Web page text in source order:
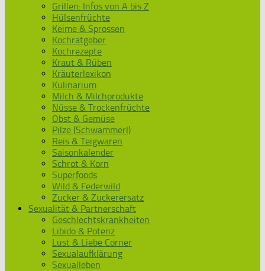
Grillen: Infos von A bis Z
Hülsenfrüchte
Keime & Sprossen
Kochratgeber
Kochrezepte
Kraut & Rüben
Kräuterlexikon
Kulinarium
Milch & Milchprodukte
Nüsse & Trockenfrüchte
Obst & Gemüse
Pilze (Schwammerl)
Reis & Teigwaren
Saisonkalender
Schrot & Korn
Superfoods
Wild & Federwild
Zucker & Zuckerersatz
Sexualität & Partnerschaft
Geschlechtskrankheiten
Libido & Potenz
Lust & Liebe Corner
Sexualaufklärung
Sexualleben